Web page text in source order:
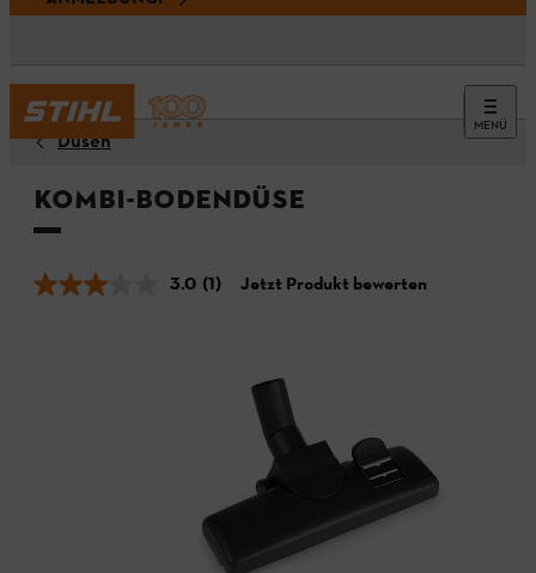
MENÜ
Düsen
Kombi-Bodendüse
3.0 (1) Jetzt Produkt bewerten